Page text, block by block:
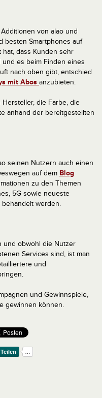
von alao und
besten Smartphones auf
hat, dass Kunden sehr
es beim Finden eines
nach oben gibt, entschied
mit Abos anzubieten.
die Farbe, die
anhand der bereitgestellten
seinen Nutzern auch einen
auf dem Blog
zu den Themen
5G sowie neueste
werden.
und obwohl die Nutzer
Services sind, ist man
und
und Gewinnspiele,
gewinnen können.